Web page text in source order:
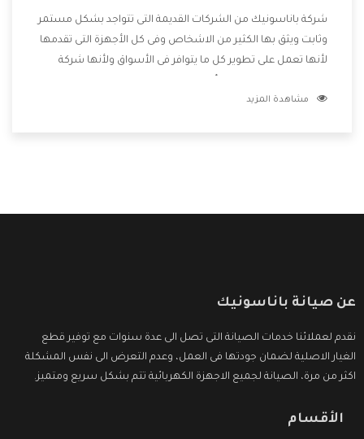
شركة باناسونيك من الشركات القديمة التى تتواجد بشكل مستمر
وثابت ويثق بها الكثير من الاشخاص وفى كل الأجهزة التى تقدمها
لأنها تعمل على تطوير كل ما يتوافر فى الأسواق ولأنها شركة
وتقدم للعملاء أقوى العروض والخصومات التى تسهل على
مشاهدة المزيد
عن صيانة باناسونيك
نقدم لعملائنا خدمات الصيانة التى تصل الى عدة سنوات مع توفير قطع
الغيار الاصلية لضمان جودتها فى العمل، وعدم التعرض الى نفس المشكلة
اكثر من مرة، الصيانة لجميع الاجهزة الكهربائية تتم بشكل سريع ومتميز.
الأقسام